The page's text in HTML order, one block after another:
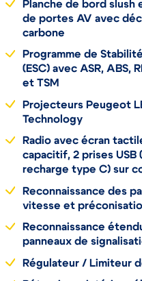
Planche de bord slush
de portes AV avec
carbone
Programme de
(ESC) avec ASR, ABS,
et TSM
Projecteurs Peugeot
Technology
Radio avec écran
capacitif, 2 prises USB
recharge type C) sur
Reconnaissance des
vitesse et
Reconnaissance
panneaux de
Régulateur / Limiteur